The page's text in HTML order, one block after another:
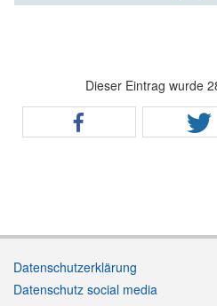
Dieser Eintrag wurde
Datenschutzerklärung
Datenschutz social media